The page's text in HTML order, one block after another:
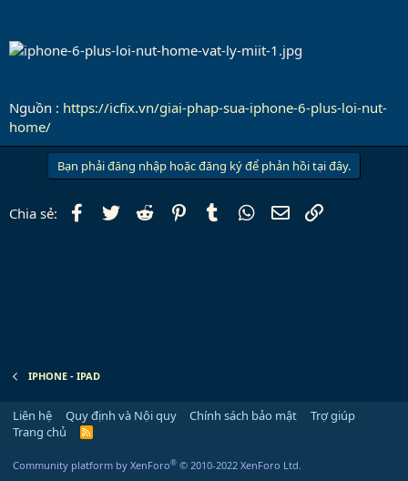
Nguồn : https://icfix.vn/giai-phap-sua-iphone-6-plus-loi-nut-
home/
Bạn phải đăng nhập hoặc đăng ký để phản hồi tại đây.
Chia sẻ: Facebook
Twitter Reddit PinterestTumblr WhatsApp
Email
IPHONE - IPAD
Liên hệ Quy định và Nội quy Chính sách bảo mật
Trợ giúp
Trang chủ
R
Community platform by XenForo® © 2010-2022 XenForo Ltd.